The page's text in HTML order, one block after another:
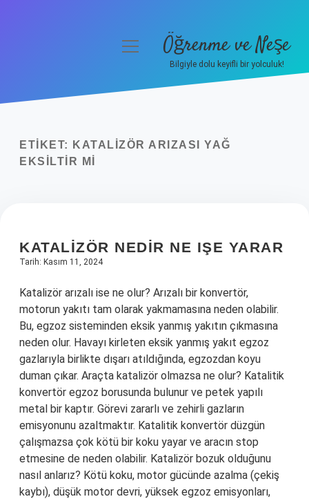
Yasal Uyarı
menüyüÖğrenme ve Neşe
Bilgiyle dolu keyifli bir yolculuk!
ETIKET:
KATALIZÖR ARIZASI YAĞ
EKSILTIR MI
KATALIZÖR NEDIR NE IŞE YARAR
Tarih: Kasım 11, 2024
Katalizör arızalı ise ne olur? Arızalı bir konvertör,
motorun yakıtı tam olarak yakmamasına neden olabilir.
Bu, egzoz sisteminden eksik yanmış yakıtın çıkmasına
neden olur. Havayı kirleten eksik yanmış yakıt egzoz
gazlarıyla birlikte dışarı atıldığında, egzozdan koyu
duman çıkar. Araçta katalizör olmazsa ne olur? Katalitik
konvertör egzoz borusunda bulunur ve petek yapılı
metal bir kaptır. Görevi zararlı ve zehirli gazların
emisyonunu azaltmaktır. Katalitik konvertör düzgün
çalışmazsa çok kötü bir koku yayar ve aracın stop
etmesine de neden olabilir. Katalizör bozuk olduğunu
nasıl anlarız? Kötü koku, motor gücünde azalma (çekiş
kaybı), düşük motor devri, yüksek egzoz emisyonları,